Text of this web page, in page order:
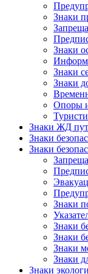
Знаки
Знаки
Знаки
Знаки
Опоры
Знаки ЖД
Знаки
Знаки
Знаки
Знаки
Знаки
Знаки
Знаки
Знаки